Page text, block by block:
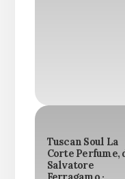
Tuscan Soul La
Corte Perfume,
Salvatore